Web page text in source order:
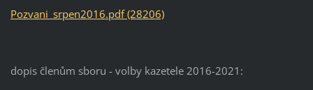
Pozvani_srpen2016.pdf (28206)
dopis členům sboru - volby kazetele 2016-2021: